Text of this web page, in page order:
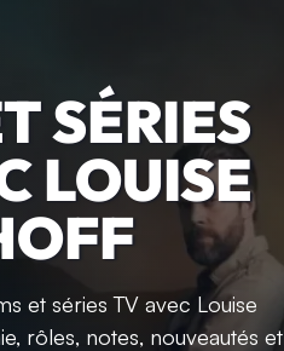
SÉRIES
LOUISE
et séries TV avec Louise
rôles, notes, nouveautés et